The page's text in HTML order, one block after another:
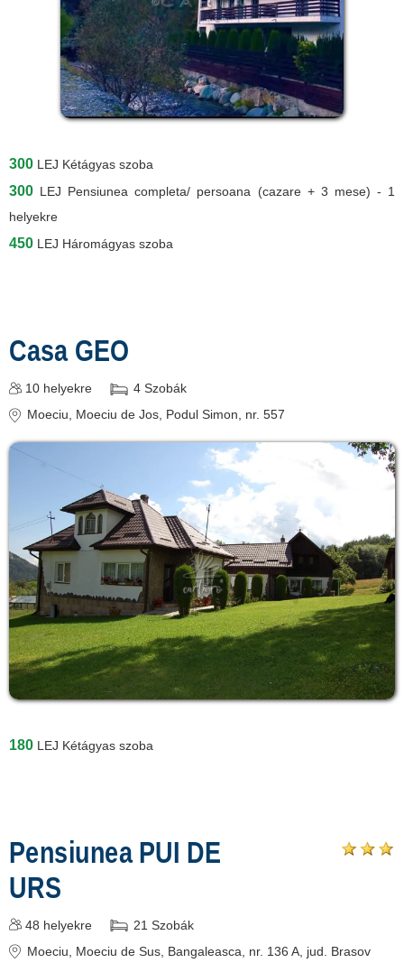
300 LEJ Kétágyas szoba
300 LEJ
Pensiunea completa/ persoana (cazare + 3 mese) - 1
helyekre
450 LEJ Háromágyas szoba
Casa GEO
10 helyekre 4 Szobák
Moeciu, Moeciu de Jos, Podul Simon, nr. 557
180 LEJ Kétágyas szoba
Pensiunea PUI DE
URS
48 helyekre 21 Szobák
Moeciu , Moeciu de Sus, Bangaleasca, nr. 136 A , jud. Brasov